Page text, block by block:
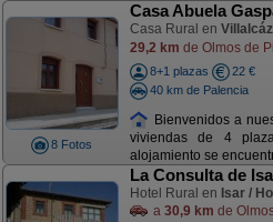
8 Fotos
Casa Abuela
Casa Rural en
29,2 km de Olmos de
8+1 plazas
22 €
40 km de Palencia
Bienvenidos a
viviendas de 4
alojamiento se
La Consulta de
Hotel Rural en Isar /
a 30,9 km de